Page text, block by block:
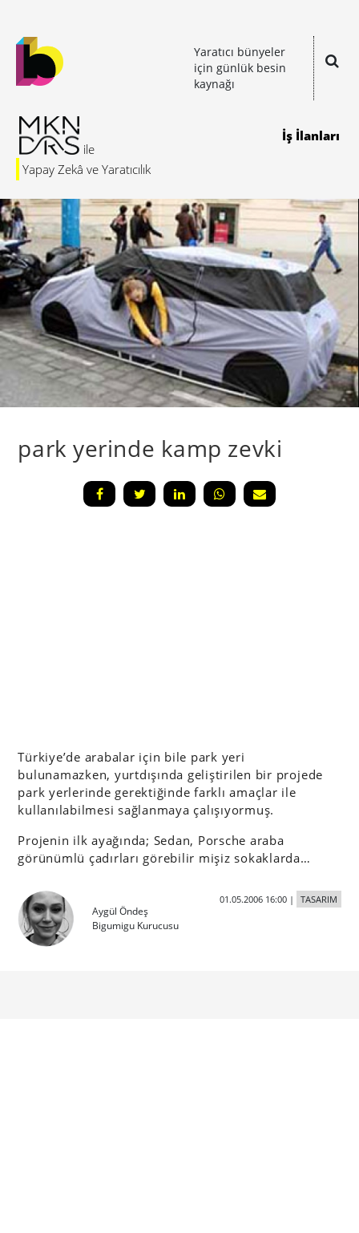
Yaratıcı bünyeler
için günlük besin
kaynağı
Yapay Zekâ ve Yaratıcılık
İş İlanları
park yerinde kamp zevki
Türkiye’de arabalar için bile park yeri
bulunamazken, yurtdışında geliştirilen bir projede
park yerlerinde gerektiğinde farklı amaçlar ile
kullanılabilmesi sağlanmaya çalışıyormuş.
Projenin ilk ayağında; Sedan, Porsche araba
görünümlü çadırları görebilir mişiz sokaklarda…
Aygül Öndeş
Bigumigu Kurucusu
01.05.2006 16:00| TASARIM